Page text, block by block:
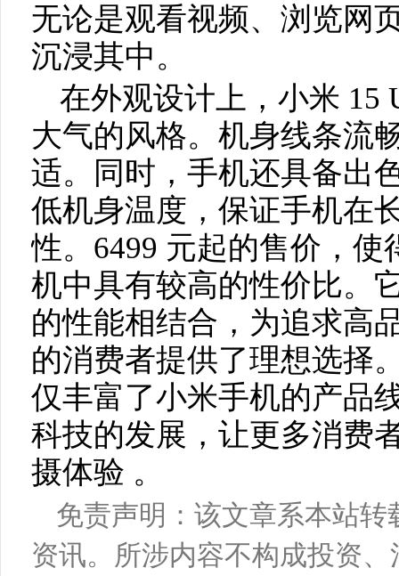
无论是观看视频、浏览网
沉浸其中。
在外观设计上，小米 15
大气的风格。机身线条流
适。同时，手机还具备出
低机身温度，保证手机在
性。6499 元起的售价，
机中具有较高的性价比。
的性能相结合，为追求高
的消费者提供了理想选择
仅丰富了小米手机的产品
科技的发展，让更多消费
摄体验 。
免责声明：该文章系本站
资讯。所涉内容不构成投资